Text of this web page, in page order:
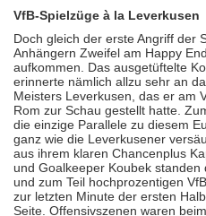
VfB-Spielzüge à la Leverkusen
Doch gleich der erste Angriff der
Anhängern Zweifel am Happy
aufkommen. Das ausgetüftelte
erinnerte nämlich allzu sehr an
Meisters Leverkusen, das er am
Rom zur Schau gestellt hatte.
die einzige Parallele zu diesem
ganz wie die Leverkusener
aus ihrem klaren Chancenplus
und Goalkeeper Koubek
und zum Teil hochprozentigen
zur letzten Minute der ersten
Seite. Offensivszenen waren